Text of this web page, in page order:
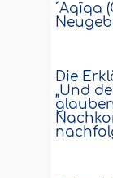
´Aqîqa
Die
„Und